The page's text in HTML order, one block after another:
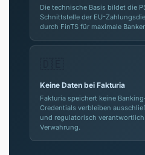
Die technische Basis bildet die
Schnittstelle der EU-
durch FinTS für maximale
Keine Daten bei Fakturia
Fakturia speichert keine
Credentials verbleiben
und regulatorisch
Verwahrung.